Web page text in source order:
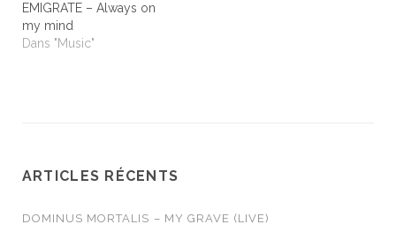
EMIGRATE – Always on
my mind
Dans "Music"
ARTICLES RÉCENTS
DOMINUS MORTALIS – MY GRAVE (LIVE)